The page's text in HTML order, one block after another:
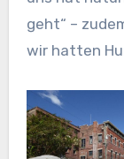
geht“ –
wir hatten